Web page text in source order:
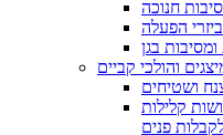
חנוכה
הפעלה
בגן
והולכי קביים
ושטיחים
קלילות